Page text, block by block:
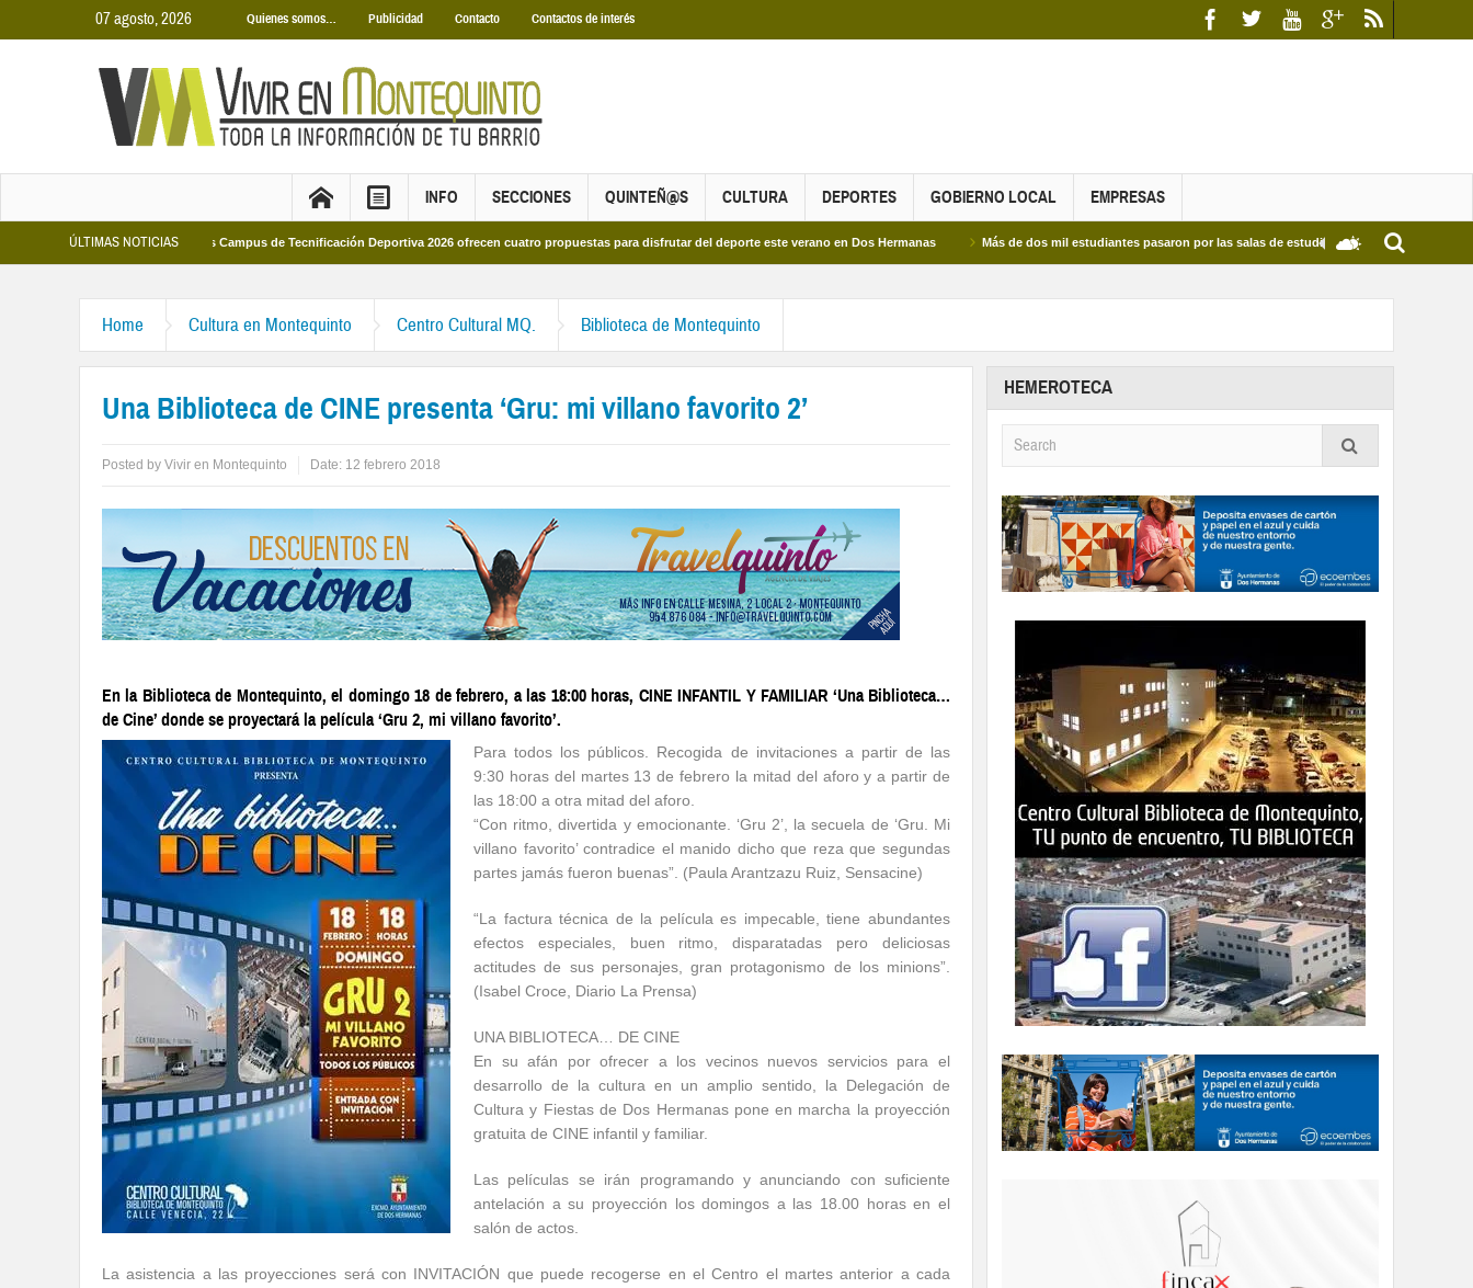
07 agosto, 2026 Quienes somos… Publicidad Contacto Contactos de interés
INFO SECCIONES QUINTEÑ@S CULTURA DEPORTES GOBIERNO LOCAL EMPRESAS
ÚLTIMAS NOTICIAS
2026 Los Campus de Tecnificación Deportiva 2026 ofrecen cuatro propuestas para disfrutar del deporte este verano en Dos Hermanas Más de dos mil estudiantes pasaron por las salas de estudio de las Bibliotecas Municipales y
Home Cultura en Montequinto Centro Cultural MQ. Biblioteca de Montequinto
Una Biblioteca de CINE presenta ‘Gru: mi villano favorito 2’
Posted by Vivir en Montequinto Date: 12 febrero 2018
En la Biblioteca de Montequinto, el domingo 18 de febrero, a las 18:00 horas, CINE INFANTIL Y FAMILIAR ‘Una Biblioteca…
de Cine’ donde se proyectará la película ‘Gru 2, mi villano favorito’.
Para todos los públicos. Recogida de invitaciones a partir de las
9:30 horas del martes 13 de febrero la mitad del aforo y a partir de
las 18:00 a otra mitad del aforo.
“Con ritmo, divertida y emocionante. ‘Gru 2’, la secuela de ‘Gru. Mi
villano favorito’ contradice el manido dicho que reza que segundas
partes jamás fueron buenas”. (Paula Arantzazu Ruiz, Sensacine)
“La factura técnica de la película es impecable, tiene abundantes
efectos especiales, buen ritmo, disparatadas pero deliciosas
actitudes de sus personajes, gran protagonismo de los minions”.
(Isabel Croce, Diario La Prensa)
UNA BIBLIOTECA… DE CINE
En su afán por ofrecer a los vecinos nuevos servicios para el
desarrollo de la cultura en un amplio sentido, la Delegación de
Cultura y Fiestas de Dos Hermanas pone en marcha la proyección
gratuita de CINE infantil y familiar.
Las películas se irán programando y anunciando con suficiente
antelación a su proyección los domingos a las 18.00 horas en el
salón de actos.
La asistencia a las proyecciones será con INVITACIÓN que puede recogerse en el Centro el martes anterior a cada
HEMEROTECA